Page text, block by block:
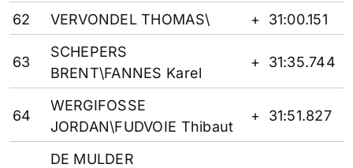
62 VERVONDEL THOMAS\ + 31:00.151
63
SCHEPERS
BRENT\FANNES Karel
+ 31:35.744
64
WERGIFOSSE
JORDAN\FUDVOIE Thibaut
+ 31:51.827
DE MULDER